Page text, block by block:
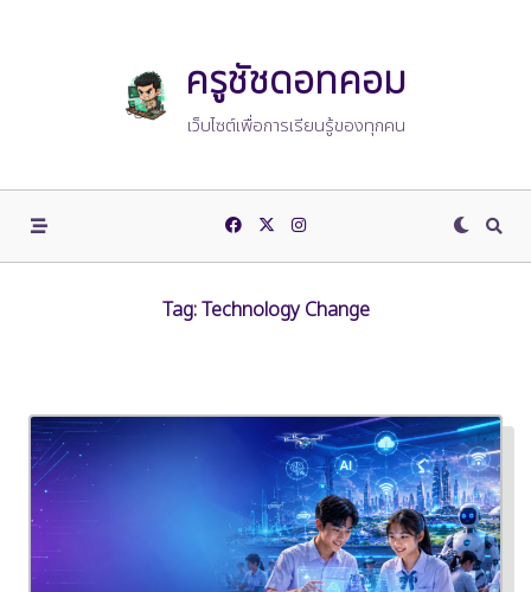
ครูชัชดอทคอม
เว็บไซต์เพื่อการเรียนรู้ของทุกคน
Tag:Technology Change